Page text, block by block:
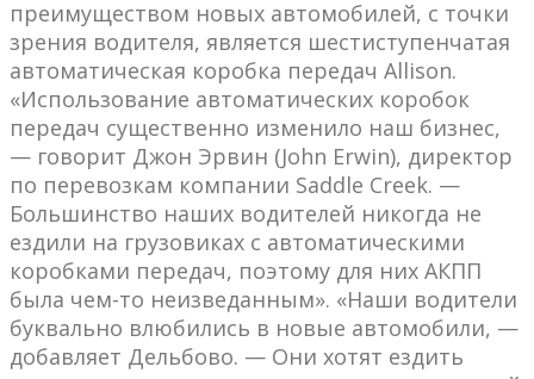
преимуществом новых автомобилей, с точки
зрения водителя, является шестиступенчатая
автоматическая коробка передач Allison.
«Использование автоматических коробок
передач существенно изменило наш бизнес,
— говорит Джон Эрвин (John Erwin), директор
по перевозкам компании Saddle Creek. —
Большинство наших водителей никогда не
ездили на грузовиках с автоматическими
коробками передач, поэтому для них АКПП
была чем-то неизведанным». «Наши водители
буквально влюбились в новые автомобили, —
добавляет Дельбово. — Они хотят ездить